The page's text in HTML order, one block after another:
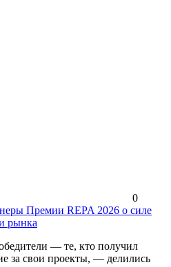
0
Премии REPA 2026 о силе
рынка
— те, кто получил
за свои проекты, — делились